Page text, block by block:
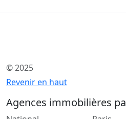
© 2025
Revenir en haut
Agences immobilières